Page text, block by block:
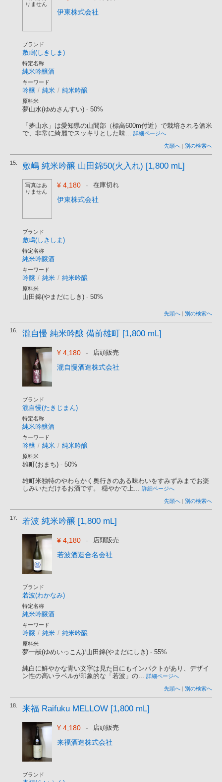
りません
伊東株式会社
ブランド
敷嶋(しきしま)
特定名称
純米吟醸酒
キーワード
吟醸 / 純米 / 純米吟醸
原料米
夢山水(ゆめさんすい) - 50%
「夢山水」は愛知県の山間部（標高600m付近）で栽培される酒米
で、非常に綺麗でスッキリとした味... 詳細ページへ
先頭へ | 別の検索へ
15. 敷嶋 純米吟醸 山田錦50(火入れ) [1,800 mL]
写真はあ
りません
¥ 4,180 - 在庫切れ
伊東株式会社
ブランド
敷嶋(しきしま)
特定名称
純米吟醸酒
キーワード
吟醸 / 純米 / 純米吟醸
原料米
山田錦(やまだにしき) - 50%
先頭へ | 別の検索へ
16. 瀧自慢 純米吟醸 備前雄町 [1,800 mL]
¥ 4,180 - 店頭販売
瀧自慢酒造株式会社
ブランド
瀧自慢(たきじまん)
特定名称
純米吟醸酒
キーワード
吟醸 / 純米 / 純米吟醸
原料米
雄町(おまち) - 50%
雄町米独特のやわらかく奥行きのある味わいをすみずみまでお楽
しみいただけるお酒です。 穏やかで上... 詳細ページへ
先頭へ | 別の検索へ
17. 若波 純米吟醸 [1,800 mL]
¥ 4,180 - 店頭販売
若波酒造合名会社
ブランド
若波(わかなみ)
特定名称
純米吟醸酒
キーワード
吟醸 / 純米 / 純米吟醸
原料米
夢一献(ゆめいっこん)/山田錦(やまだにしき) - 55%
純白に鮮やかな青い文字は見た目にもインパクトがあり、デザイ
ン性の高いラベルが印象的な「若波」の... 詳細ページへ
先頭へ | 別の検索へ
18. 来福 Raifuku MELLOW [1,800 mL]
¥ 4,180 - 店頭販売
来福酒造株式会社
ブランド